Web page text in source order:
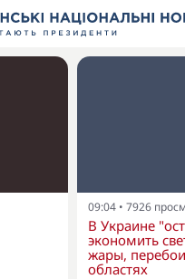
09:04 • 7926
В Украине
экономить
жары,
областях